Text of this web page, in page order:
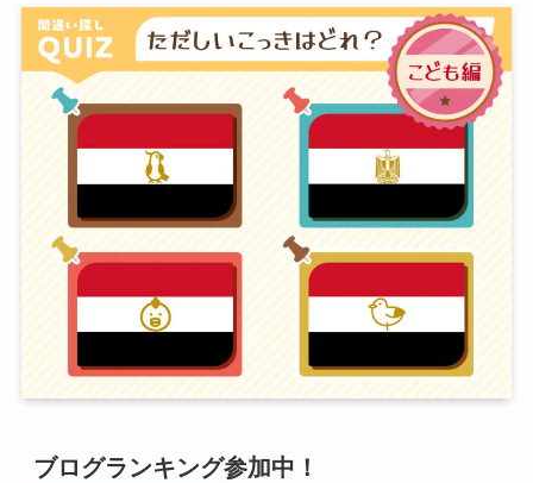
ブログランキング参加中！